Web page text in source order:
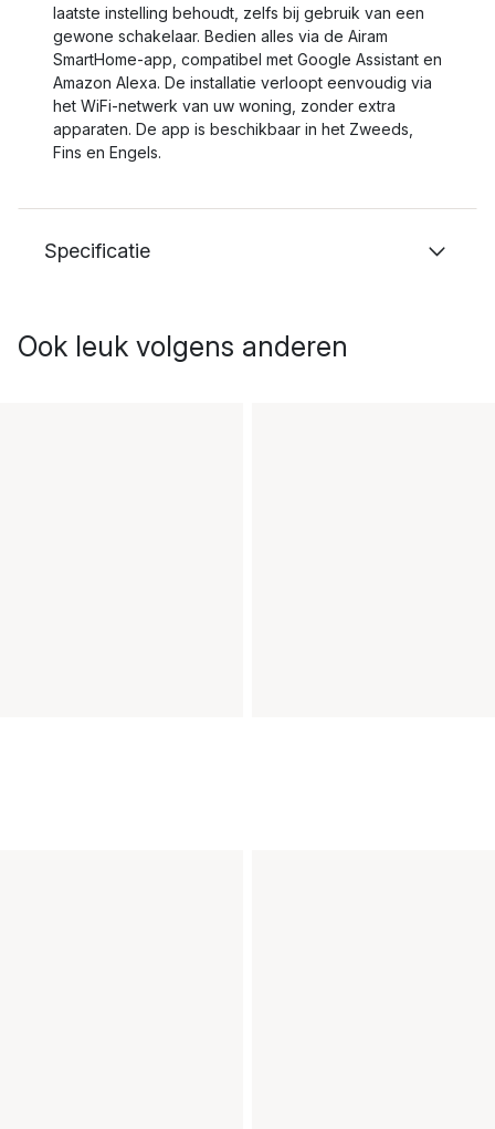
laatste instelling behoudt, zelfs bij gebruik van een
gewone schakelaar. Bedien alles via de Airam
SmartHome-app, compatibel met Google Assistant en
Amazon Alexa. De installatie verloopt eenvoudig via
het WiFi-netwerk van uw woning, zonder extra
apparaten. De app is beschikbaar in het Zweeds,
Fins en Engels.
Specificatie
Ook leuk volgens anderen